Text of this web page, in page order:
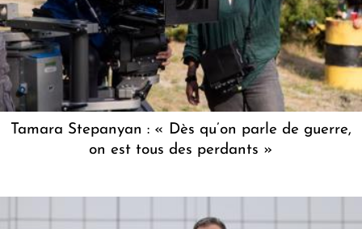
Tamara Stepanyan : « Dès qu’on parle de guerre,
on est tous des perdants »